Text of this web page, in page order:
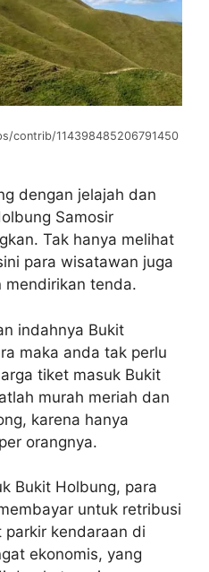
contrib/114398485206791450
dengan jelajah dan
Samosir
Tak hanya melihat
para wisatawan juga
mendirikan tenda.
indahnya Bukit
maka anda tak perlu
tiket masuk Bukit
murah meriah dan
karena hanya
orangnya.
Bukit Holbung, para
untuk retribusi
parkir kendaraan di
ekonomis, yang